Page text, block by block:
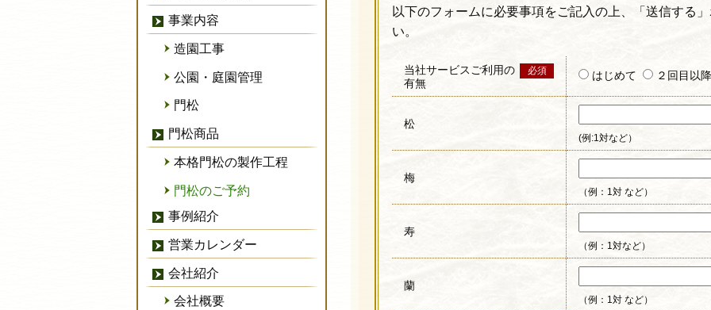
以下のフォームに必要事項をご記入の上、「送信する
い。
当社サービスご利用の
有無
必須 はじめて ２回目以降
松
(例:1対など）
梅
（例：1対 など）
寿
（例：1対など）
蘭
（例：1対 など）
事業内容
造園工事
公園・庭園管理
門松
門松商品
本格門松の製作工程
門松のご予約
事例紹介
営業カレンダー
会社紹介
会社概要